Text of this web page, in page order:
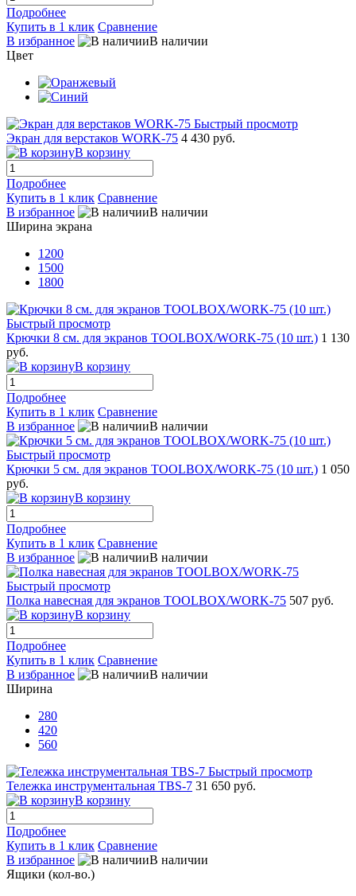
Подробнее
Купить в 1 клик Сравнение
В избранное
В наличии
Цвет
Быстрый просмотр
Экран для верстаков WORK-75 4 430 руб.
В корзину
Подробнее
Купить в 1 клик Сравнение
В избранное
В наличии
Ширина экрана
1200
1500
1800
Быстрый просмотр
Крючки 8 см. для экранов TOOLBOX/WORK-75 (10 шт.) 1 130
руб.
В корзину
Подробнее
Купить в 1 клик Сравнение
В избранное
В наличии
Быстрый просмотр
Крючки 5 см. для экранов TOOLBOX/WORK-75 (10 шт.) 1 050
руб.
В корзину
Подробнее
Купить в 1 клик Сравнение
В избранное
В наличии
Быстрый просмотр
Полка навесная для экранов TOOLBOX/WORK-75 507 руб.
В корзину
Подробнее
Купить в 1 клик Сравнение
В избранное
В наличии
Ширина
280
420
560
Быстрый просмотр
Тележка инструментальная TBS-7 31 650 руб.
В корзину
Подробнее
Купить в 1 клик Сравнение
В избранное
В наличии
Ящики (кол-во.)